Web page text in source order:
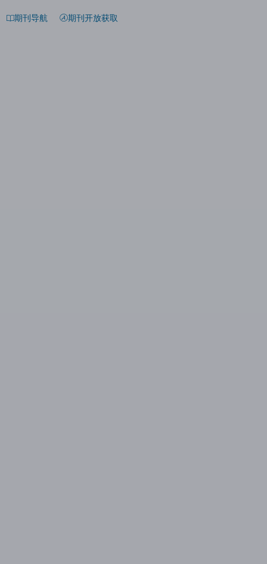
期刊导航 期刊开放获取